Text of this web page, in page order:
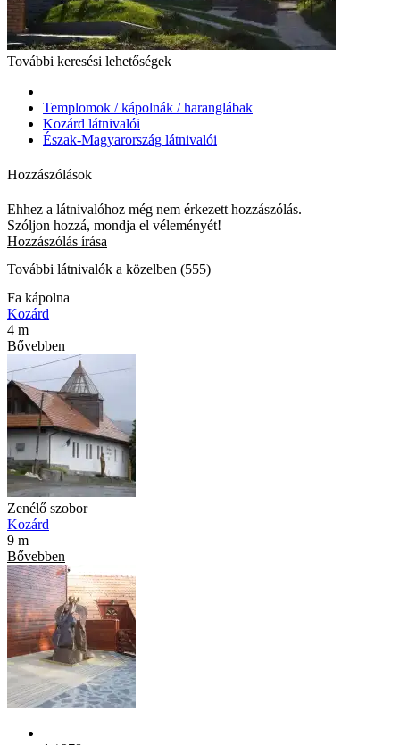
További keresési lehetőségek
Templomok / kápolnák / haranglábak
Kozárd látnivalói
Észak-Magyarország látnivalói
Hozzászólások
Ehhez a látnivalóhoz még nem érkezett hozzászólás.
Szóljon hozzá, mondja el véleményét!
Hozzászólás írása
További látnivalók a közelben (555)
Fa kápolna
Kozárd
4 m
Bővebben
Zenélő szobor
Kozárd
9 m
Bővebben